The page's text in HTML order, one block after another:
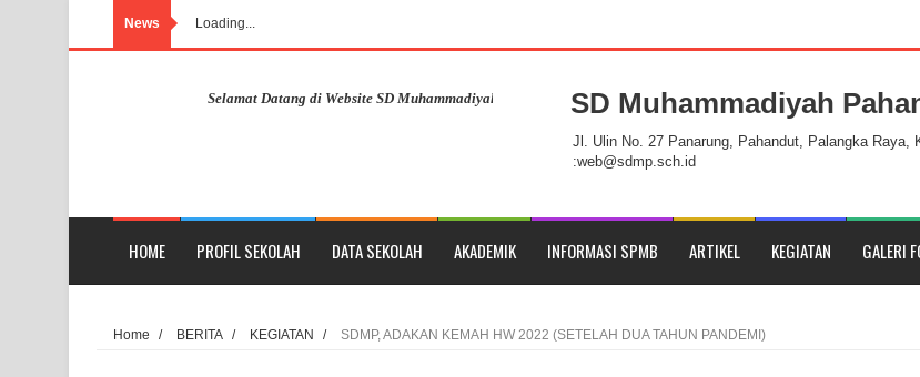
News Loading...
Selamat Datang di Website SD Muhammadiyah Pahandut Palangka RayaSD Muhammadiyah
Jl. Ulin No. 27 Panarung, Pahandut, Palangka Raya,
:web@sdmp.sch.id
HOME PROFIL SEKOLAH DATA SEKOLAH AKADEMIK INFORMASI SPMB ARTIKEL KEGIATAN GALERI
Home / BERITA / KEGIATAN / SDMP, ADAKAN KEMAH HW 2022 (SETELAH DUA TAHUN PANDEMI)